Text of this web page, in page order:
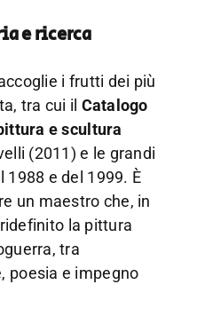
e ricerca
i frutti dei più
tra cui il Catalogo
e scultura
(2011) e le grandi
e del 1999. È
un maestro che, in
la pittura
tra
poesia e impegno